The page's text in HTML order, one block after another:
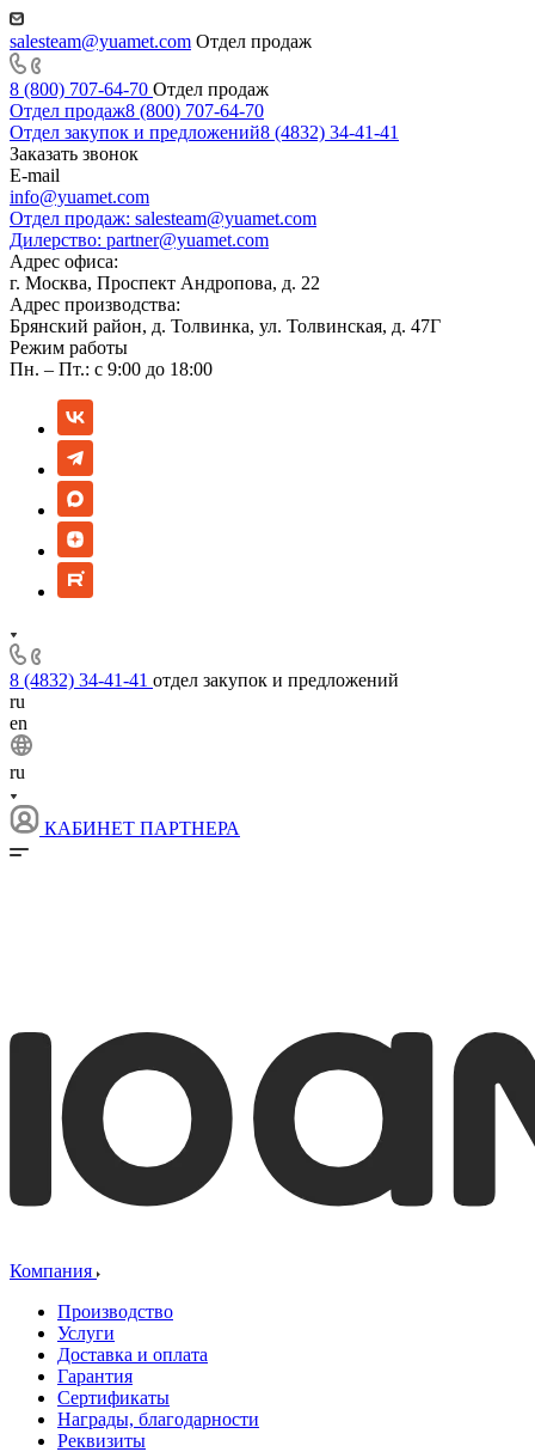
salesteam@yuamet.com Отдел продаж
8 (800) 707-64-70 Отдел продаж
Отдел продаж8 (800) 707-64-70
Отдел закупок и предложений8 (4832) 34-41-41
Заказать звонок
E-mail
info@yuamet.com
Отдел продаж: salesteam@yuamet.com
Дилерство: partner@yuamet.com
Адрес офиса:
г. Москва, Проспект Андропова, д. 22
Адрес производства:
Брянский район, д. Толвинка, ул. Толвинская, д. 47Г
Режим работы
Пн. – Пт.: с 9:00 до 18:00
8 (4832) 34-41-41 отдел закупок и предложений
ru
en
ru
КАБИНЕТ ПАРТНЕРА
Компания
Производство
Услуги
Доставка и оплата
Гарантия
Сертификаты
Награды, благодарности
Реквизиты